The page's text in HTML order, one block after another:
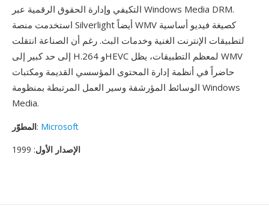
التكيفي وإدارة الحقوق الرقمية عبر Windows Media DRM.
استخدمت منصة Silverlight أيضاً WMV كصيغة فيديو أساسية
لتطبيقات الإنترنت الغنية وخدمات البث. رغم أن الصناعة انتقلت
إلى حد كبير إلى H.264 وHEVC لمعظم التطبيقات، يظل WMV
حاضراً في أنظمة إدارة المحتوى المؤسسي القديمة ومكتبات
الوسائط المؤرشفة وسير العمل المرتبطة بمنظومة Windows
Media.
المطوّر: Microsoft
الإصدار الأول: 1999